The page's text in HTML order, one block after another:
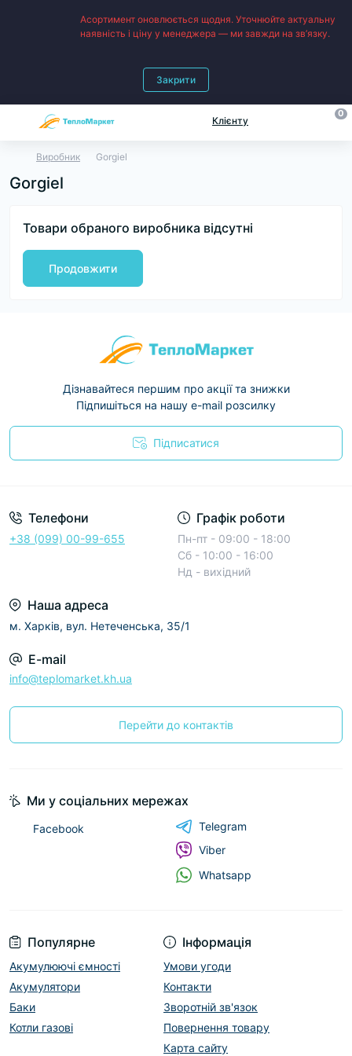
Асортимент оновлюється щодня. Уточнюйте актуальну
наявність і ціну у менеджера — ми завжди на зв’язку.
Закрити
Клієнту
0
Виробник Gorgiel
Gorgiel
Товари обраного виробника відсутні
Продовжити
Дізнавайтеся першим про акції та знижки
Підпишіться на нашу e-mail розсилку
Підписатися
Телефони
+38 (099) 00-99-655
Графік роботи
Пн-пт - 09:00 - 18:00
Сб - 10:00 - 16:00
Нд - вихідний
Наша адреса
м. Харків, вул. Нетеченська, 35/1
E-mail
info@teplomarket.kh.ua
Перейти до контактів
Популярне
Акумулюючі ємності
Акумулятори
Баки
Котли газові
Інформація
Умови угоди
Контакти
Зворотній зв'язок
Повернення товару
Карта сайту
Ми у соціальних мережах
Facebook
Telegram
Viber
Whatsapp